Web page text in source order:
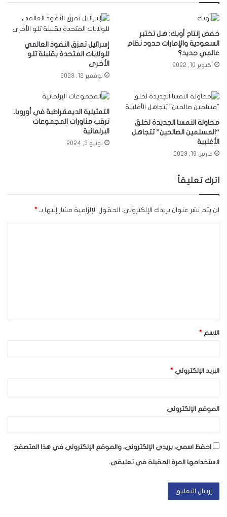
خفض إنتاج أوبك: هل تختبر
السعودية والإمارات حدود نظام
عالمي جديد؟
أكتوبر 10, 2022
إسرائيل تمزق النفوذ العالمي
للولايات المتحدة بقنبلة تلو
الأخرى
نوفمبر 12, 2023
محاولة النمسا الجديدة لخلق
“المسلمين الصالحين” تتجاهل
الأغلبية
مارس 19, 2023
التمثيلية الديمقراطية في أوروبا..
ترقب مناورات المجموعات
البرلمانية
يونيو 3, 2024
اترك تعليقاً
لن يتم نشر عنوان بريدك الإلكتروني. الحقول الإلزامية مشار إليها بـ *
ق
*الاسم *
البريد الإلكتروني *
الموقع الإلكتروني
احفظ اسمي، بريدي الإلكتروني، والموقع الإلكتروني في هذا المتصفح
لاستخدامها المرة المقبلة في تعليقي.